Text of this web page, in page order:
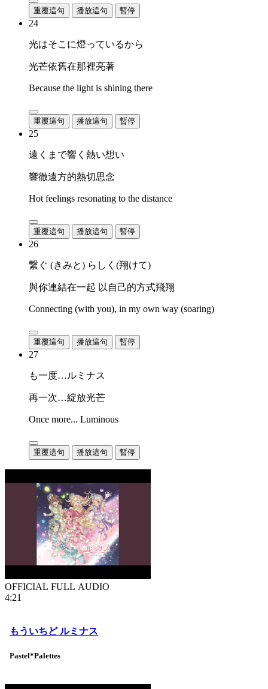
重覆這句 播放這句 暫停
24
光はそこに燈っているから
光芒依舊在那裡亮著
Because the light is shining there
重覆這句 播放這句 暫停
25
遠くまで響く熱い想い
響徹遠方的熱切思念
Hot feelings resonating to the distance
重覆這句 播放這句 暫停
26
繋ぐ (きみと) らしく(翔けて)
與你連結在一起 以自己的方式飛翔
Connecting (with you), in my own way (soaring)
重覆這句 播放這句 暫停
27
も一度…ルミナス
再一次…綻放光芒
Once more... Luminous
重覆這句 播放這句 暫停
OFFICIAL FULL AUDIO
4:21
もういちど ルミナス
Pastel*Palettes